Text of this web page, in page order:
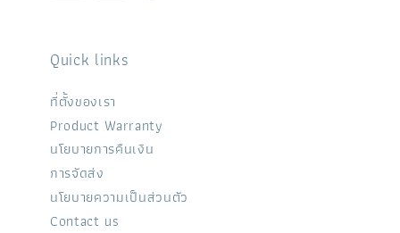
Quick links
ที่ตั้งของเรา
Product Warranty
นโยบายการคืนเงิน
การจัดส่ง
นโยบายความเป็นส่วนตัว
Contact us